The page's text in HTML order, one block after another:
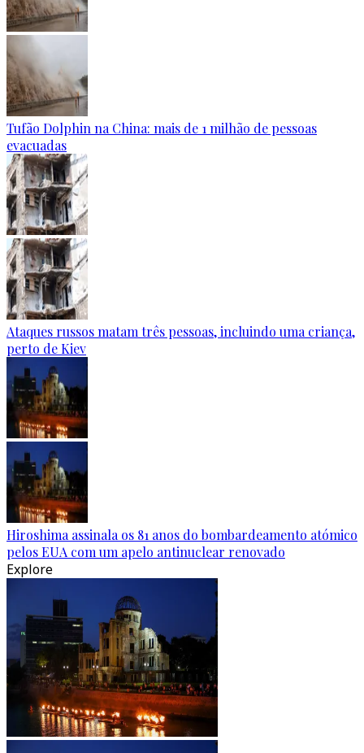
Tufão Dolphin na China: mais de 1 milhão de pessoas
evacuadas
Ataques russos matam três pessoas, incluindo uma criança,
perto de Kiev
Hiroshima assinala os 81 anos do bombardeamento atómico
pelos EUA com um apelo antinuclear renovado
Explore